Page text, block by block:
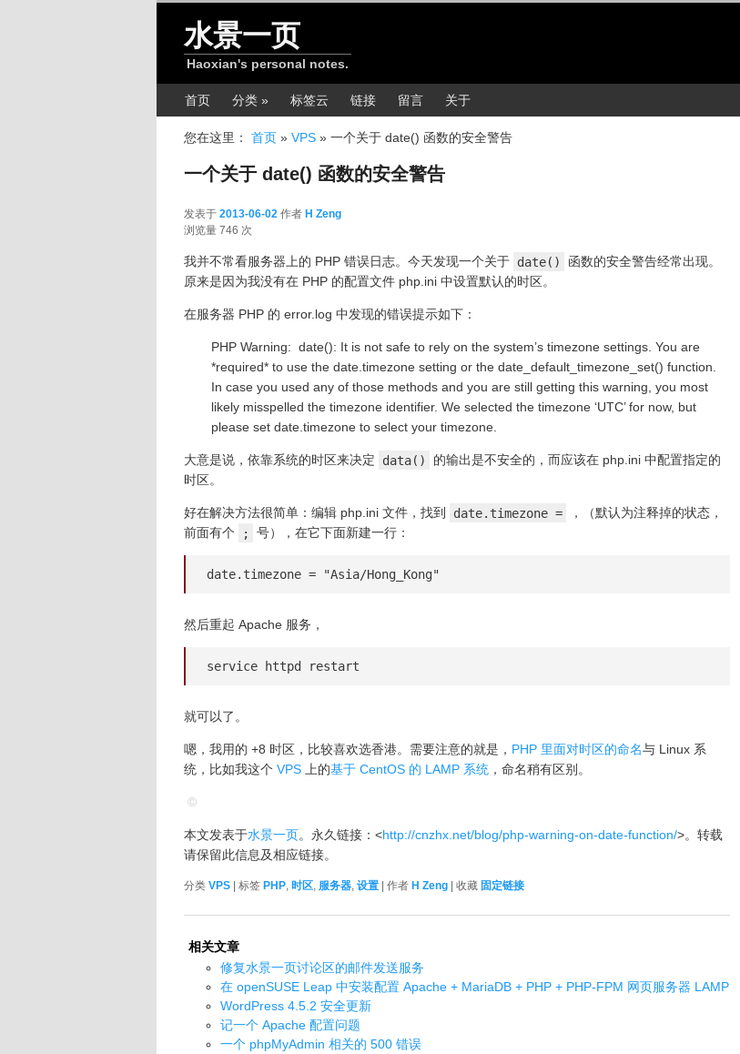
水景一页
Haoxian's personal notes.
主菜单首页 分类 » 标签云 链接 留言 关于
您在这里： 首页 » VPS » 一个关于 date() 函数的安全警告
一个关于 date() 函数的安全警告
发表于 2013-06-02 作者 H Zeng
浏览量 746 次
我并不常看服务器上的 PHP 错误日志。今天发现一个关于 date()
函数的安全警告经常出现。
原来是因为我没有在 PHP 的配置文件 php.ini 中设置默认的时区。
在服务器 PHP 的 error.log 中发现的错误提示如下：
PHP Warning: date(): It is not safe to rely on the system’s timezone settings. You are
*required* to use the date.timezone setting or the date_default_timezone_set() function.
In case you used any of those methods and you are still getting this warning, you most
likely misspelled the timezone identifier. We selected the timezone ‘UTC’ for now, but
please set date.timezone to select your timezone.
大意是说，依靠系统的时区来决定 data()
的输出是不安全的，而应该在 php.ini 中配置指定的
时区。
好在解决方法很简单：编辑 php.ini 文件，找到 date.timezone =
，（默认为注释掉的状态，
前面有个
; 号），在它下面新建一行：
date.timezone = "Asia/Hong_Kong"
然后重起 Apache 服务，
service httpd restart
就可以了。
嗯，我用的 +8 时区，比较喜欢选香港。需要注意的就是， PHP 里面对时区的命名与 Linux 系
统，比如我这个 VPS 上的基于 CentOS 的 LAMP 系统 ，命名稍有区别。
©
本文发表于水景一页。永久链接：<http://cnzhx.net/blog/php-warning-on-date-function/>。转载
请保留此信息及相应链接。
分类 VPS | 标签 PHP, 时区, 服务器, 设置 | 作者 H Zeng | 收藏 固定链接
相关文章
修复水景一页讨论区的邮件发送服务
在 openSUSE Leap 中安装配置 Apache + MariaDB + PHP + PHP-FPM 网页服务器 LAMP
WordPress 4.5.2 安全更新
记一个 Apache 配置问题
一个 phpMyAdmin 相关的 500 错误